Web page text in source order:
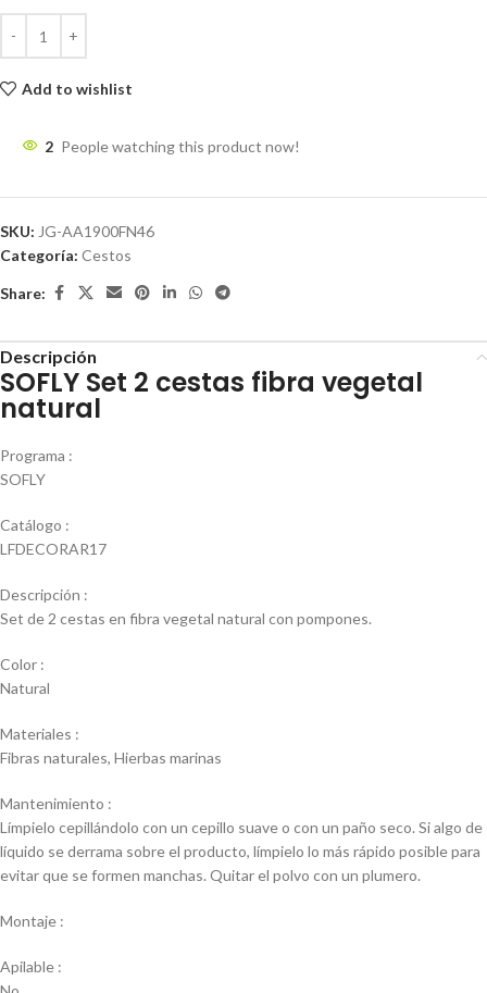
Add to wishlist
2 People watching this product now!
SKU: JG-AA1900FN46
Categoría: Cestos
Share:
Descripción
SOFLY Set 2 cestas fibra vegetal
natural
Programa :
SOFLY
Catálogo :
LFDECORAR17
Descripción :
Set de 2 cestas en fibra vegetal natural con pompones.
Color :
Natural
Materiales :
Fibras naturales, Hierbas marinas
Mantenimiento :
Límpielo cepillándolo con un cepillo suave o con un paño seco. Si algo de
líquido se derrama sobre el producto, límpielo lo más rápido posible para
evitar que se formen manchas. Quitar el polvo con un plumero.
Montaje :
Apilable :